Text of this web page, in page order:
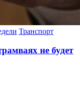
Транспорт
не будет